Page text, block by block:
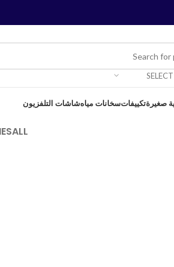
صغيرةتكييفاتسخانات مياهشاشات التلفزيون
ALL